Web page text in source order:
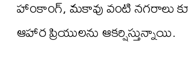
హాంకాంగ్, మకావు వంటి నగరాలు
ఆహార ప్రియులను ఆకర్షిస్తున్నాయి.